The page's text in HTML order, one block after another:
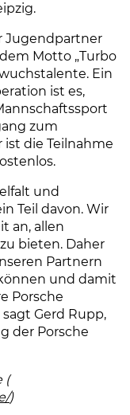
Jugendpartner
Motto „Turbo
Ein
ist es,
zum
ist die Teilnahme
und
Teil davon. Wir
an, allen
bieten. Daher
Partnern
und damit
Porsche
Gerd Rupp,
der Porsche
(
(Link öffnet einen
)